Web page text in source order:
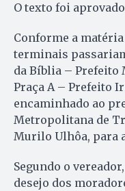
O texto foi
Conforme a matéria
terminais
da Bíblia –
Praça A – Prefeito
encaminhado ao
Metropolitana de
Murilo Ulhôa, para
Segundo o
desejo dos